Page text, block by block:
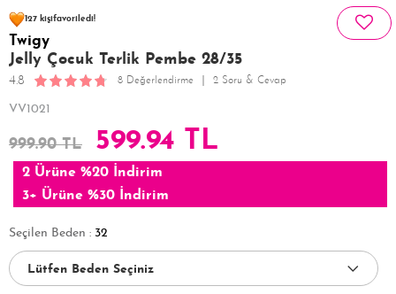
127 kişifavoriledi!
30 kişi
133 kişi
Twigy
Jelly Çocuk Terlik Pembe 28/35
4.8 8 Değerlendirme 2 Soru & Cevap
VV1021
999.90 TL 599.94 TL
2 Ürüne %20 İndirim
3+ Ürüne %30 İndirim
Seçilen Beden : 32